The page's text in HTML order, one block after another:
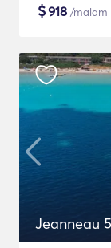
$918 /malam
Jeanneau